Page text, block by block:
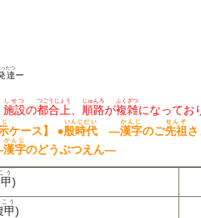
達
ったつ
ー
施設
しせつ
の都合上
つごうじょう
順路
じゅんろ
が複雑
ふくざつ
になってお
ケース】 ●殷時代
いんじだい
―漢字
かんじ
のご先祖
せんぞ
漢字
かんじ
のどうぶつえん―
う
)
甲
こう
)